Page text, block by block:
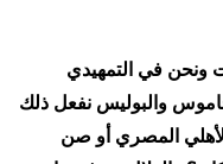
ونحن في التمهيدي
والبوليس نفعل ذلك
المصري أو صن